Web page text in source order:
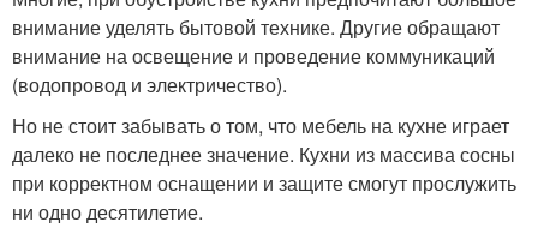
внимание уделять бытовой технике. Другие обращают
внимание на освещение и проведение коммуникаций
(водопровод и электричество).
Но не стоит забывать о том, что мебель на кухне играет
далеко не последнее значение. Кухни из массива сосны
при корректном оснащении и защите смогут прослужить
ни одно десятилетие.